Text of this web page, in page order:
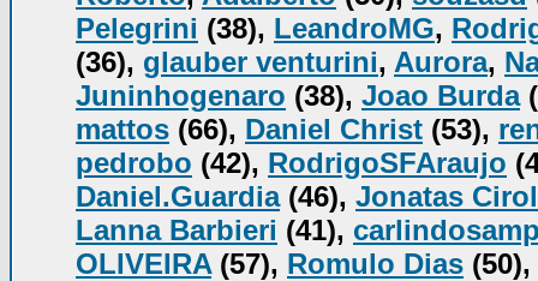
Pelegrini (38), LeandroMG,
(36), glauber venturini, Aurora,
Juninhogenaro (38), Joao Burda
mattos (66), Daniel Christ (53),
pedrobo (42), RodrigoSFAraujo
Daniel.Guardia(46), Jonatas
Lanna Barbieri (41),
OLIVEIRA(57), Romulo Dias (50),